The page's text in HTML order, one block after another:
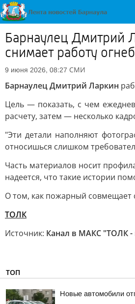
Барнаулец Дмитрий
снимает работу
9 июня 2026, 08:27 СМИ
Барнаулец Дмитрий Ларкин
Цель — показать, с чем
расчету, затем — несколько
"Эти детали наполняют
относишься слишком
Часть материалов носит
надеется, что такие истории
О том, как пожарный совмещает
ТОЛК
Источник: Канал в МАКС "ТОЛК -
ТОП
Новые автомобили